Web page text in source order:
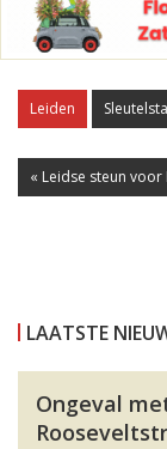
Leiden
« Leidse steun
LAATSTE
Ongeval